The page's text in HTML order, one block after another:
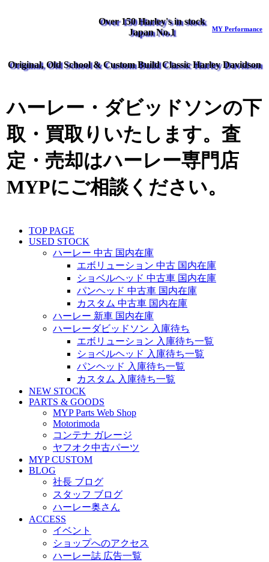
Over 150 Harley's in stock
Japan No.1
MY Performance
Original, Old School & Custom Build Classic Harley Davidson
ハーレー・ダビッドソンの下
取・買取りいたします。査
定・売却はハーレー専門店
MYPにご相談ください。
TOP PAGE
USED STOCK
ハーレー 中古 国内在庫
エボリューション 中古 国内在庫
ショベルヘッド 中古車 国内在庫
パンヘッド 中古車 国内在庫
カスタム 中古車 国内在庫
ハーレー 新車 国内在庫
ハーレーダビッドソン 入庫待ち
エボリューション 入庫待ち一覧
ショベルヘッド 入庫待ち一覧
パンヘッド 入庫待ち一覧
カスタム 入庫待ち一覧
NEW STOCK
PARTS & GOODS
MYP Parts Web Shop
Motorimoda
コンテナ ガレージ
ヤフオク中古パーツ
MYP CUSTOM
BLOG
社長 ブログ
スタッフ ブログ
ハーレー奥さん
ACCESS
イベント
ショップへのアクセス
ハーレー誌 広告一覧